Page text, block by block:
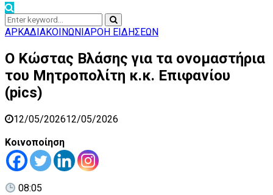
Search
for:
Search
ΑΡΚΑΔΙΑΚΟΙΝΩΝΙΑΡΟΗ ΕΙΔΗΣΕΩΝ
Ο Κώστας Βλάσης για τα ονομαστήρια
του Μητροπολίτη κ.κ. Επιφανίου
(pics)
12/05/202612/05/2026
Κοινοποίηση
08:05